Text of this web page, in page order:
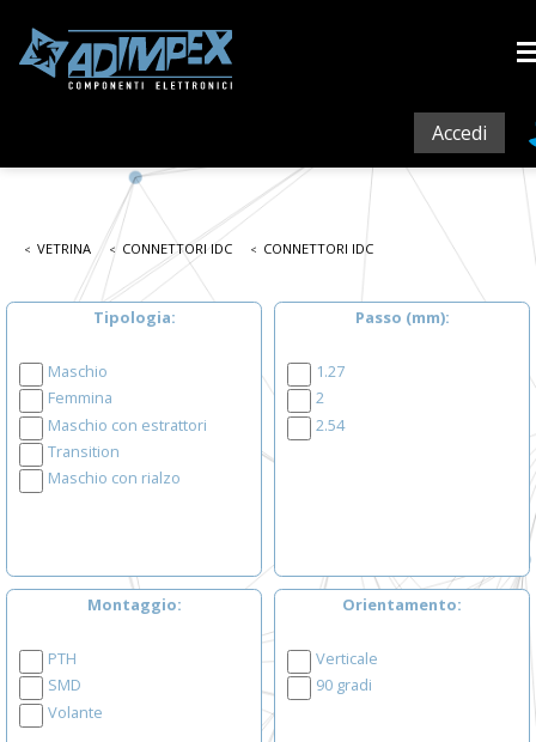
Accedi
VETRINA CONNETTORI IDC CONNETTORI IDC
Tipologia
Maschio
Femmina
Maschio con estrattori
Transition
Maschio con rialzo
Passo (mm)
1.27
2
2.54
Montaggio
PTH
SMD
Volante
Orientamento
Verticale
90 gradi